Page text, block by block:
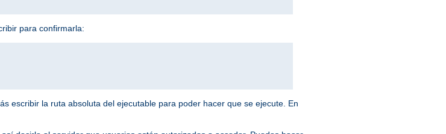
para confirmarla:
escribir la ruta absoluta del ejecutable para poder hacer que se ejecute. En